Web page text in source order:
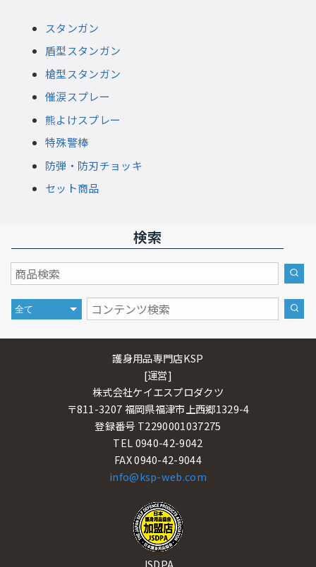
スタンガン
盾型スタンガン
槍型スタンガン
催涙スプレー
熊よけスプレー
特殊警棒
防弾・防刃チョッキ
セット商品
検索
護身用品専門店KSP
[運営]
株式会社ケイエスプロダクツ
〒811-3207 福岡県福津市上西郷1329-4
登録番号 T2290001037275
TEL 0940-42-9042
FAX 0940-42-9044
info@ksp-web.com
JSDPA